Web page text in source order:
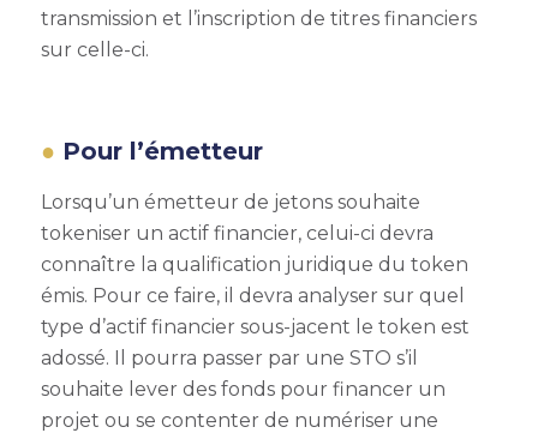
transmission et l’inscription de titres financiers
sur celle-ci.
Pour l’émetteur
Lorsqu’un émetteur de jetons souhaite
tokeniser un actif financier, celui-ci devra
connaître la qualification juridique du token
émis. Pour ce faire, il devra analyser sur quel
type d’actif financier sous-jacent le token est
adossé. Il pourra passer par une STO s’il
souhaite lever des fonds pour financer un
projet ou se contenter de numériser une